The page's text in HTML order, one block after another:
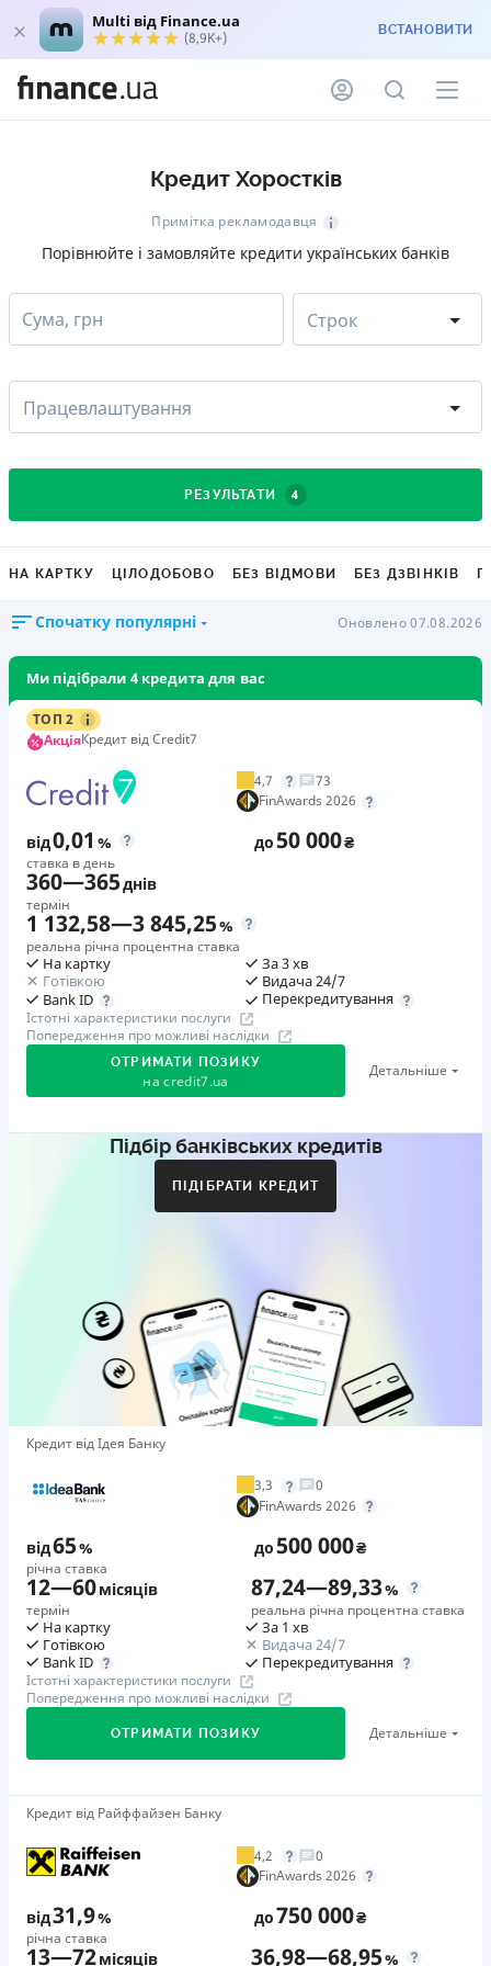
Multi від Finance.ua
(8,9K+) ВСТАНОВИТИ
Кредит Хоростків
Примітка рекламодавця
Порівнюйте і замовляйте кредити українських банків
Сума, грн Строк
Працевлаштування
РЕЗУЛЬТАТИ 4
НА КАРТКУ ЦІЛОДОБОВО БЕЗ ВІДМОВИ БЕЗ ДЗВІНКІВ
Спочатку популярні Оновлено 07.08.2026
Ми підібрали 4 кредита для вас
ТОП 2
АкціяКредит від Credit7
4,7
73
FinAwards 2026
від0,01 %
ставка в день
до50 000₴
360—365днів
термін
1 132,58—3 845,25%
реальна річна процентна ставка
На картку
Готівкою
Bank ID
За 3 хв
Видача 24/7
Перекредитування
Істотні характеристики послуги
Попередження про можливі наслідки
ОТРИМАТИ ПОЗИКУ
на credit7.ua
Детальніше
Акція: «Кешбек за друга»
Коли друг реєструється та отримує перший кредит
Бронзовий призер FinAwards 2026 «Найкраща програма
лояльності»
Перший займ
вiд 0,01%/день до 30 000 ₴
Повторний займ
Додаткова комісія за дострокове погашення
у будь-який момент можна повністю погасити позику без
додаткових плат
Страховка
відсутня
Штрафи
Неустойка за невиконання та/або неналежне виконання
споживачем грошових зобов’язань: штраф у розмірі 75%
від суми невиконаного та/або неналежного виконання
зобов’язання на 2-й день кожного факту такого
невиконання та/або неналежного виконання.
Детальніше читайте на сайті МФО.
Необхідні документи
Паспорт,ІПН
Вік
18 - 65 років
Переваги
Підбір банківських кредитів
ПІДІБРАТИ КРЕДИТ
Кредит від Ідея Банку
3,3
0
FinAwards 2026
від65%
річна ставка
до500 000₴
12—60місяців
термін
87,24—89,33%
реальна річна процентна ставка
На картку
Готівкою
Bank ID
За 1 хв
Видача 24/7
Перекредитування
Істотні характеристики послуги
Попередження про можливі наслідки
ОТРИМАТИ ПОЗИКУ Детальніше
🥇Переможець FinAwards 2026
Переможець FinAwards 2026 «Найкращий кредит
готівкою»
вiд 65%/рік до 500 000 ₴
Додаткова комісія за дострокове погашення
Кредит від Райффайзен Банку
4,2
0
FinAwards 2026
від31,9%
річна ставка
до750 000₴
13—72місяців 36,98—68,95%